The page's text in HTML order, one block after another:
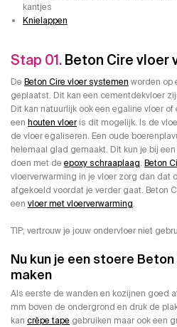
kantjes
Knielappen
Stap 01. Beton Cire vloer
De Beton Cire vloer systemen worden op
geplaatst. Dit kan een cementdekvloer
Dit kan natuurlijk ook een egaline vloer
een houten vloeris dit mogelijk. Is de
de vloer egaliseren. Een oude
helemaal glad gemaakt. Dit kun je bij
doen met de epoxy schraaplaag. Beton
vloerverwarming in je vloer zorg dan dat
afgekoeld voordat je verder gaat. Beton
een vloer met vloerverwarming.
TIP; vertrouw je jouw ondervloer niet
Nu kun je een stoere
maken
Als eerste de wanden en kozijnen goed
mm boven de ondergrond en druk de
kan crêpe tape gebruiken maar ook een